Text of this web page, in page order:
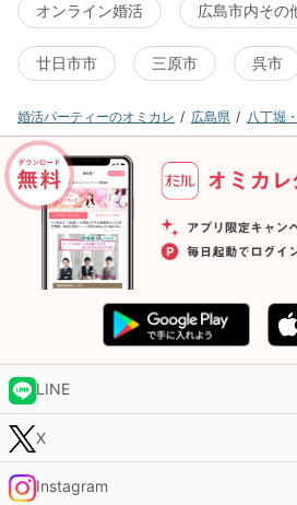
オンライン婚活 広島市内その
廿日市市 三原市 呉市
婚活パーティーのオミカレ 広島県 八丁堀
LINE
X
Instagram